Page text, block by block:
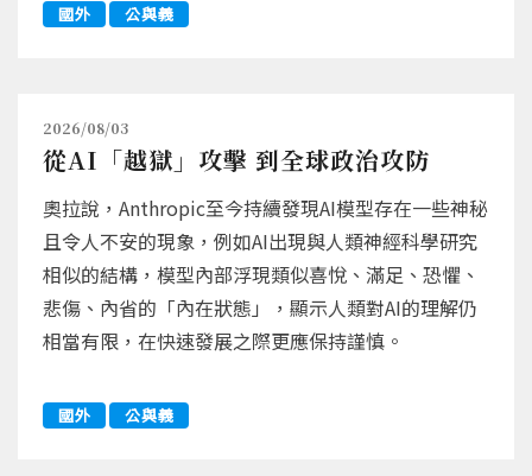
國外 公與義
2026/08/03
從AI「越獄」攻擊 到全球政治攻防
奧拉說，Anthropic至今持續發現AI模型存在一些神秘
且令人不安的現象，例如AI出現與人類神經科學研究
相似的結構，模型內部浮現類似喜悅、滿足、恐懼、
悲傷、內省的「內在狀態」，顯示人類對AI的理解仍
相當有限，在快速發展之際更應保持謹慎。
國外 公與義